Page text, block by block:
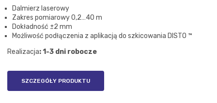
Dalmierz laserowy
Zakres pomiarowy 0,2…40 m
Dokładność ±2 mm
Możliwość podłączenia z aplikacją do szkicowania DISTO ™
Realizacja: 1-3 dni robocze
SZCZEGÓŁY PRODUKTU